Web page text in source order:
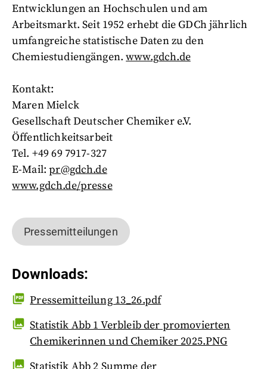
Entwicklungen an Hochschulen und am
Arbeitsmarkt. Seit 1952 erhebt die GDCh jährlich
umfangreiche statistische Daten zu den
Chemiestudiengängen.www.gdch.de
Kontakt:
Maren Mielck
Gesellschaft Deutscher Chemiker e.V.
Öffentlichkeitsarbeit
Tel. +49 69 7917-327
E-Mail:pr@gdch.de
www.gdch.de/presse
Pressemitteilungen
Downloads:
Pressemitteilung 13_26.pdf
Statistik Abb 1 Verbleib der promovierten
Chemikerinnen und Chemiker 2025.PNG
Statistik Abb 2 Summe der